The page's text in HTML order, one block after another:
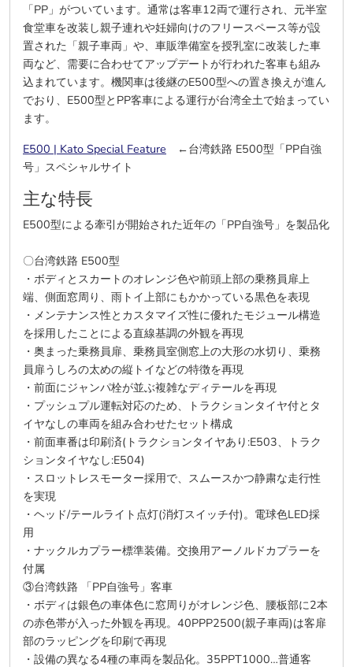
「PP」がついています。通常は客車12両で運行され、元半室
食堂車を改装し親子連れや妊婦向けのフリースペース等が設
置された「親子車両」や、車販準備室を授乳室に改装した車
両など、需要に合わせてアップデートが行われた客車も組み
込まれています。機関車は後継のE500型への置き換えが進ん
でおり、E500型とPP客車による運行が台湾全土で始まってい
ます。
E500 | Kato Special Feature ←台湾鉄路 E500型「PP自強
号」スペシャルサイト
主な特長
E500型による牽引が開始された近年の「PP自強号」を製品化
〇台湾鉄路 E500型
・ボディとスカートのオレンジ色や前頭上部の乗務員扉上
端、側面窓周り、雨トイ上部にもかかっている黒色を表現
・メンテナンス性とカスタマイズ性に優れたモジュール構造
を採用したことによる直線基調の外観を再現
・奥まった乗務員扉、乗務員室側窓上の大形の水切り、乗務
員扉うしろの太めの縦トイなどの特徴を再現
・前面にジャンパ栓が並ぶ複雑なディテールを再現
・プッシュプル運転対応のため、トラクションタイヤ付とタ
イヤなしの車両を組み合わせたセット構成
・前面車番は印刷済(トラクションタイヤあり:E503、トラク
ションタイヤなし:E504)
・スロットレスモーター採用で、スムースかつ静粛な走行性
を実現
・ヘッド/テールライト点灯(消灯スイッチ付)。電球色LED採
用
・ナックルカプラー標準装備。交換用アーノルドカプラーを
付属
③台湾鉄路 「PP自強号」客車
・ボディは銀色の車体色に窓周りがオレンジ色、腰板部に2本
の赤色帯が入った外観を再現。40PPP2500(親子車両)は客扉
部のラッピングを印刷で再現
・設備の異なる4種の車両を製品化。35PPT1000…普通客